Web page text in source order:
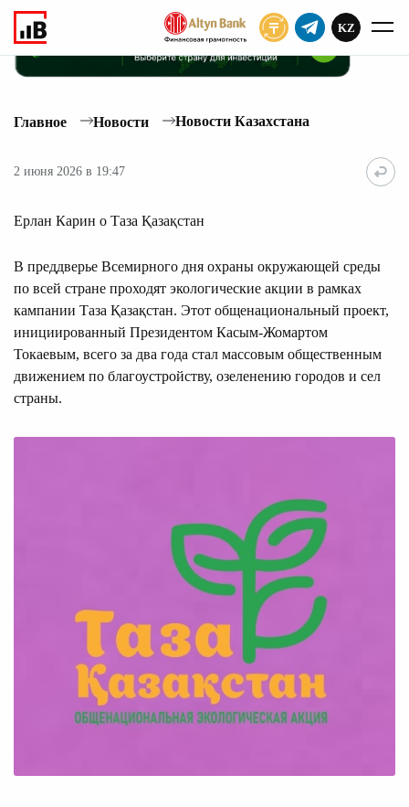
KZ
Главное Новости Новости Казахстана
2 июня 2026 в 19:47
Ерлан Карин о Таза Қазақстан
В преддверье Всемирного дня охраны окружающей среды
по всей стране проходят экологические акции в рамках
кампании Таза Қазақстан. Этот общенациональный проект,
инициированный Президентом Касым-Жомартом
Токаевым, всего за два года стал массовым общественным
движением по благоустройству, озеленению городов и сел
страны.